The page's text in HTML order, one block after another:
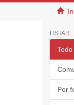
LISTAR
Por